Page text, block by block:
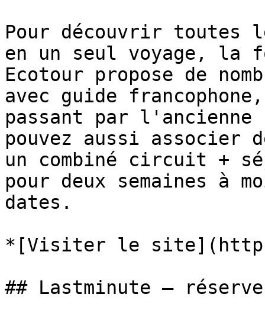
Pour découvrir toutes
en un seul voyage,
Ecotour propose de
avec guide
passant par
pouvez aussi associer
un combiné circuit +
pour deux semaines à
dates.
*[Visiter le
## Lastminute —